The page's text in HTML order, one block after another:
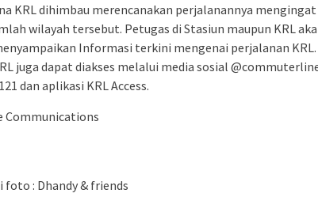
KRL dihimbau merencanakan perjalanannya
wilayah tersebut. Petugas di Stasiun maupun KRL
Informasi terkini mengenai perjalanan
juga dapat diakses melalui media sosial
dan aplikasi KRL Access.
Communications
foto : Dhandy & friends